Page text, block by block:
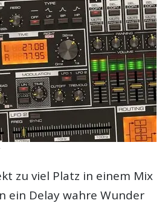
zu viel Platz in einem Mix
ein Delay wahre Wunder